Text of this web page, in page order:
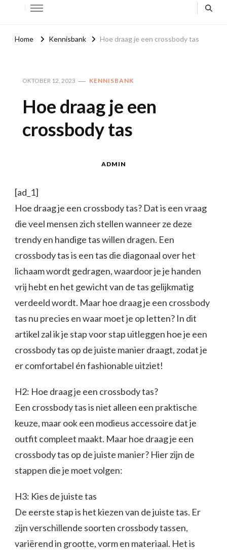
Home Kennisbank Hoe draag je een crossbody tas
OKTOBER 12, 2023 KENNISBANK
Hoe draag je een
crossbody tas
ADMIN
[ad_1]
Hoe draag je een crossbody tas? Dat is een vraag
die veel mensen zich stellen wanneer ze deze
trendy en handige tas willen dragen. Een
crossbody tas is een tas die diagonaal over het
lichaam wordt gedragen, waardoor je je handen
vrij hebt en het gewicht van de tas gelijkmatig
verdeeld wordt. Maar hoe draag je een crossbody
tas nu precies en waar moet je op letten? In dit
artikel zal ik je stap voor stap uitleggen hoe je een
crossbody tas op de juiste manier draagt, zodat je
er comfortabel én fashionable uitziet!
H2: Hoe draag je een crossbody tas?
Een crossbody tas is niet alleen een praktische
keuze, maar ook een modieus accessoire dat je
outfit compleet maakt. Maar hoe draag je een
crossbody tas op de juiste manier? Hier zijn de
stappen die je moet volgen:
H3: Kies de juiste tas
De eerste stap is het kiezen van de juiste tas. Er
zijn verschillende soorten crossbody tassen,
variërend in grootte, vorm en materiaal. Het is